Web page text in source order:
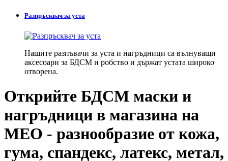
Разпръсквач за уста
Нашите разпъвачи за уста и нагръдници са вълнуващи
аксесоари за БДСМ и робство и държат устата широко
отворена.
Открийте БДСМ маски и
нагръдници в магазина на
MEO - разнообразие от кожа,
гума, спандекс, латекс, метал,